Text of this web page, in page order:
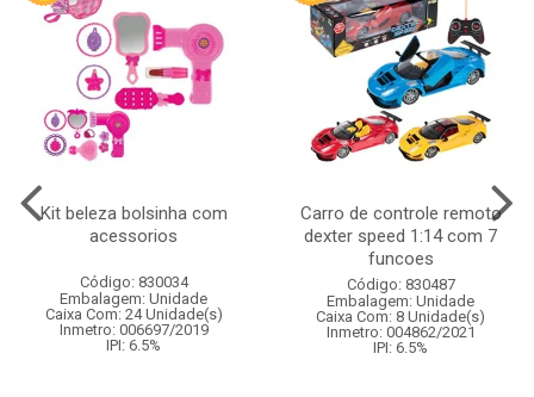
Kit beleza bolsinha com
acessorios
Código: 830034
Embalagem: Unidade
Caixa Com: 24 Unidade(s)
Inmetro: 006697/2019
IPI: 6.5%
Carro de controle remoto
dexter speed 1:14 com 7
funcoes
Código: 830487
Embalagem: Unidade
Caixa Com: 8 Unidade(s)
Inmetro: 004862/2021
IPI: 6.5%